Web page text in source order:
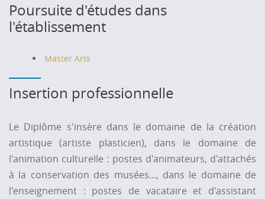
Poursuite d'études dans
l'établissement
Master Arts
Insertion professionnelle
Le Diplôme s'insère dans le domaine de la création
artistique (artiste plasticien), dans le domaine de
l'animation culturelle : postes d'animateurs, d'attachés
à la conservation des musées..., dans le domaine de
l'enseignement : postes de vacataire et d'assistant